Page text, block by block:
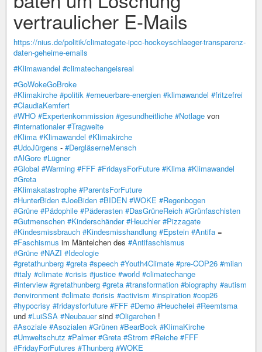
vertraulicher E-Mails
https://nius.de/politik/climategate-ipcc-hockeyschlaeger-transparenz-
daten-geheime-emails
#Klimawandel #climatechangeisreal
#GoWokeGoBroke
#Klimakirche #politik #erneuerbare-energien #klimawandel #fritzefrei
#ClaudiaKemfert
#WHO #Expertenkommission #gesundheitliche #Notlage von
#internationaler #Tragweite
#Klima #Klimawandel #Klimakirche
#UdoJürgens - #DergläserneMensch
#AlGore #Lügner
#Global #Warming #FFF #FridaysForFuture #Klima #Klimawandel
#Greta
#Klimakatastrophe #ParentsForFuture
#HunterBiden #JoeBiden #BIDEN #WOKE #Regenbogen
#Grüne #Pädophile #Päderasten #DasGrüneReich #Grünfaschisten
#Gutmenschen #Kinderschänder #Heuchler #Pizzagate
#Kindesmissbrauch #Kindesmisshandlung #Epstein #Antifa =
#Faschismus im Mäntelchen des #Antifaschismus
#Grüne #NAZI #Ideologie
#gretathunberg #greta #speech #Youth4Climate #pre-COP26 #milan
#italy #climate #crisis #justice #world #climatechange
#interview #gretathunberg #greta #transformation #biography #autism
#environment #climate #crisis #activism #inspiration #cop26
#hypocrisy #fridaysforfuture #FFF #Demo #Heuchelei #Reemtsma
und #LuiSSA #Neubauersind #Oligarchen !
#Asoziale #Asozialen #Grünen #BearBock #KlimaKirche
#Umweltschutz #Palmer #Greta #Strom #Reiche #FFF
#FridayForFutures #Thunberg #WOKE